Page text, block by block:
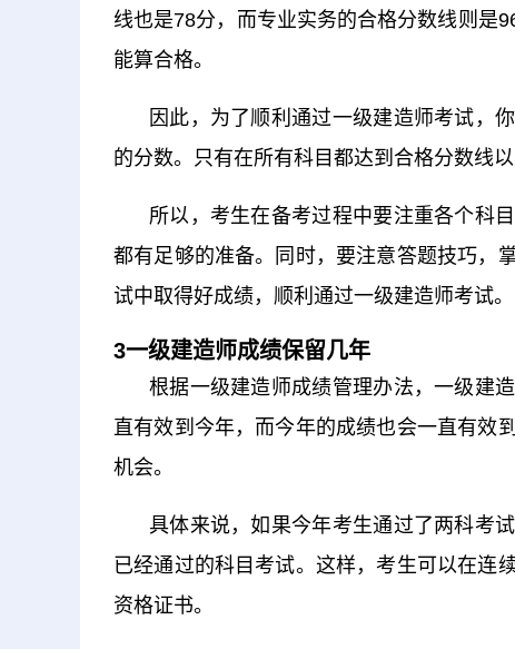
线也是78分，而专业实务的合格分数线则是
能算合格。
因此，为了顺利通过一级建造师考试，
的分数。只有在所有科目都达到合格分数线
所以，考生在备考过程中要注重各个科
都有足够的准备。同时，要注意答题技巧，
试中取得好成绩，顺利通过一级建造师考试。
3一级建造师成绩保留几年
根据一级建造师成绩管理办法，一级建
直有效到今年，而今年的成绩也会一直有效
机会。
具体来说，如果今年考生通过了两科考
已经通过的科目考试。这样，考生可以在连
资格证书。